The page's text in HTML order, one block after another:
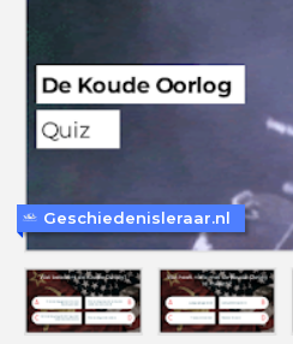
Geschiedenisleraar.nl